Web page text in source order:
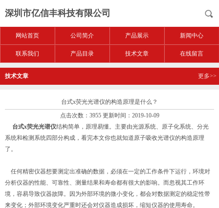
深圳市亿信丰科技有限公司
网站首页 公司简介 产品展示 新闻中心
联系我们 产品目录 技术文章 在线留言
技术文章 更多>>
台式x荧光光谱仪的构造原理是什么？
点击次数：3955 更新时间：2019-10-09
台式x荧光光谱仪结构简单，原理易懂。主要由光源系统、原子化系统、分光
系统和检测系统四部分构成，看完本文你也就知道原子吸收光谱仪的构造原理
了。
任何精密仪器想要测定出准确的数据，必须在一定的工作条件下运行，环境对
分析仪器的性能、可靠性、测量结果和寿命都有很大的影响。而忽视其工作环
境，容易导致仪器故障。因为外部环境的微小变化，都会对数据测定的稳定性带
来变化；外部环境变化严重时还会对仪器造成损坏，缩短仪器的使用寿命。